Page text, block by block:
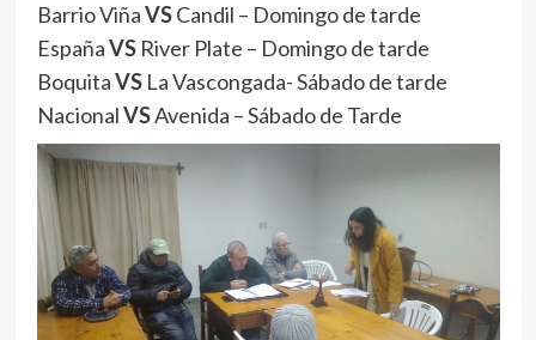
Barrio ViñaVSCandil – Domingo de tarde
EspañaVS River Plate – Domingo de tarde
BoquitaVS La Vascongada- Sábado de tarde
NacionalVSAvenida – Sábado de Tarde